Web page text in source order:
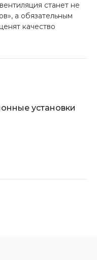
станет не
а обязательным
качество
установки